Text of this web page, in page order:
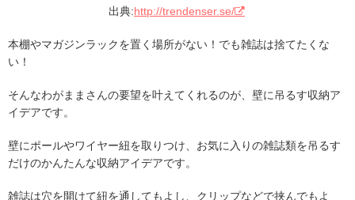
出典:http://trendenser.se/
本棚やマガジンラックを置く場所がない！でも雑誌は捨てたくな
い！
そんなわがままさんの要望を叶えてくれるのが、壁に吊るす収納ア
イデアです。
壁にポールやワイヤー紐を取りつけ、お気に入りの雑誌類を吊るす
だけのかんたんな収納アイデアです。
雑誌は穴を開けて紐を通してもよし、クリップなどで挟んでもよ